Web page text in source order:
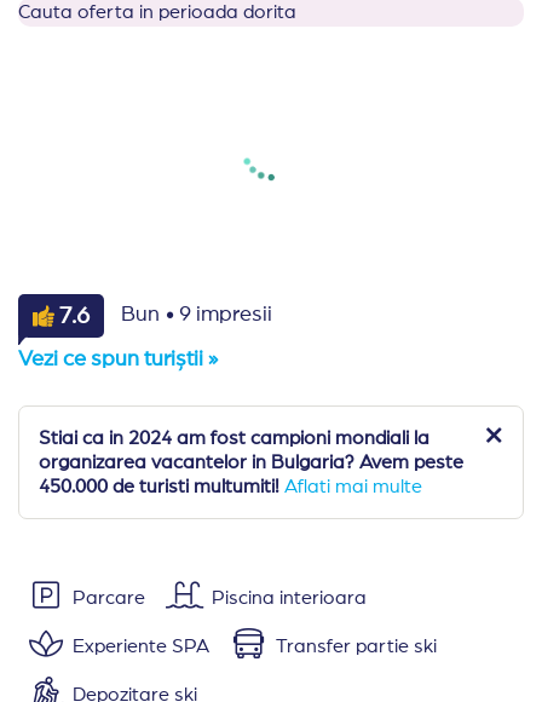
Cauta oferta in perioada dorita
7.6 Bun · 9 impresii
Vezi ce spun turiștii »
Stiai ca in 2024 am fost campioni mondiali la
organizarea vacantelor in Bulgaria? Avem peste
450.000 de turisti multumiti! Aflati mai multe
Parcare Piscina interioara
Experiente SPA Transfer partie ski
Depozitare ski